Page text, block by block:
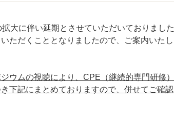
大に伴い延期とさせていただいておりました
ただくこととなりましたので、ご案内いたし
ウムの視聴により、CPE（継続的専門研修）
下記にまとめておりますので、併せてご確認